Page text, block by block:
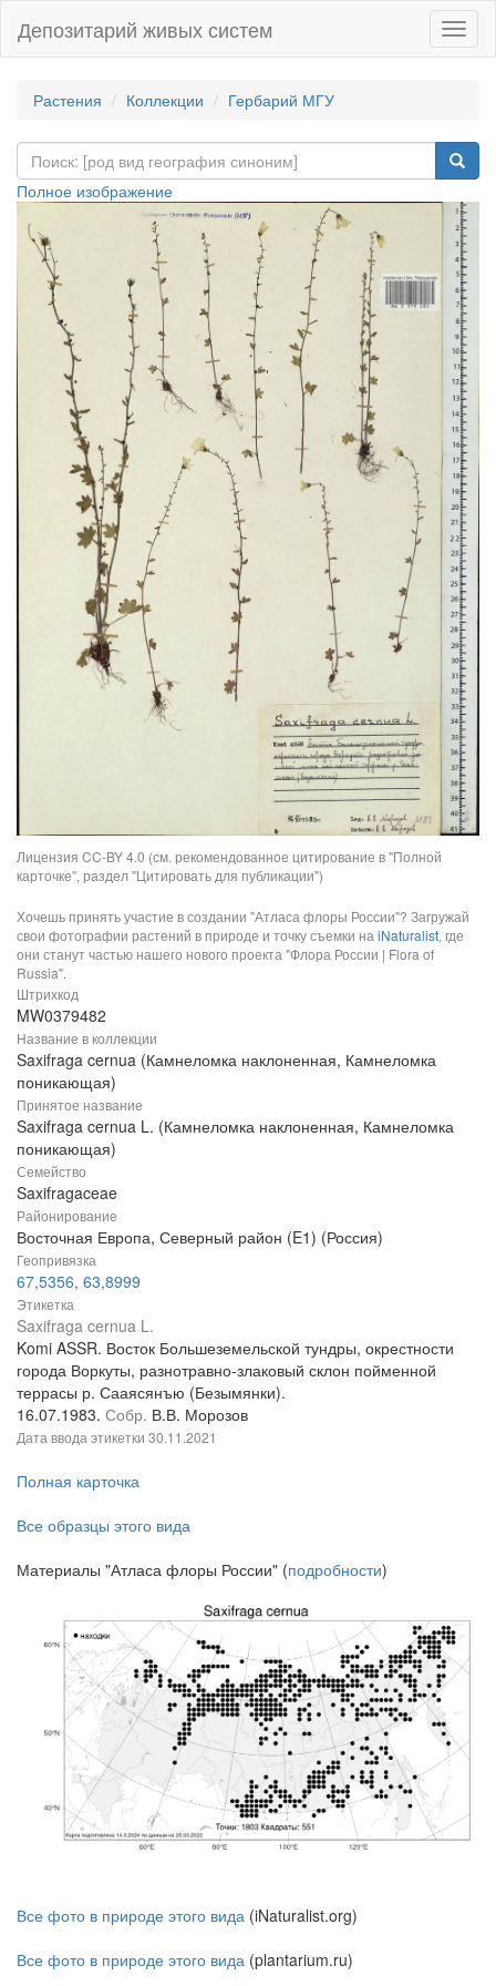
Депозитарий живых систем
Растения Коллекции Гербарий МГУ
Полное изображение
Лицензия CC-BY 4.0 (см. рекомендованное цитирование в "Полной
карточке", раздел "Цитировать для публикации")
Хочешь принять участие в создании "Атласа флоры России"? Загружай
свои фотографии растений в природе и точку съемки на iNaturalist, где
они станут частью нашего нового проекта "Флора России | Flora of
Russia".
Штрихкод
MW0379482
Название в коллекции
Saxifraga cernua (Камнеломка наклоненная, Камнеломка
поникающая)
Принятое название
Saxifraga cernua L. (Камнеломка наклоненная, Камнеломка
поникающая)
Семейство
Saxifragaceae
Районирование
Восточная Европа, Северный район (E1) (Россия)
Геопривязка
67,5356, 63,8999
Этикетка
Saxifraga cernua L.
Komi ASSR. Восток Большеземельской тундры, окрестности
города Воркуты, разнотравно-злаковый склон пойменной
террасы р. Сааясянъю (Безымянки).
16.07.1983. Собр. В.В. Морозов
Дата ввода этикетки 30.11.2021
Полная карточка
Все образцы этого вида
Материалы "Атласа флоры России" (подробности)
Все фото в природе этого вида (iNaturalist.org)
Все фото в природе этого вида (plantarium.ru)